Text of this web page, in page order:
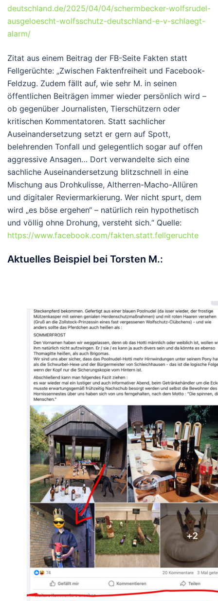
deutschland.de/2025/04/04/schermbecker-wolfsrudel-
ausgeloescht-wolfsschutz-deutschland-e-v-schlaegt-
alarm/
Zitat aus einem Beitrag der FB-Seite Fakten statt
Fellgerüchte: „Zwischen Faktenfreiheit und Facebook-
Feldzug. Zudem fällt auf, wie sehr M. in seinen
öffentlichen Beiträgen immer wieder persönlich wird –
ob gegenüber Journalisten, Tierschützern oder
kritischen Kommentatoren. Statt sachlicher
Auseinandersetzung setzt er gern auf Spott,
belehrenden Tonfall und gelegentlich sogar auf offen
aggressive Ansagen… Dort verwandelte sich eine
sachliche Auseinandersetzung blitzschnell in eine
Mischung aus Drohkulisse, Altherren-Macho-Allüren
und digitaler Reviermarkierung. Wer nicht spurt, dem
wird „es böse ergehen“ – natürlich rein hypothetisch
und völlig ohne Drohung, versteht sich.“ Quelle:
https://www.facebook.com/fakten.statt.fellgeruchte
Aktuelles Beispiel bei Torsten M.: